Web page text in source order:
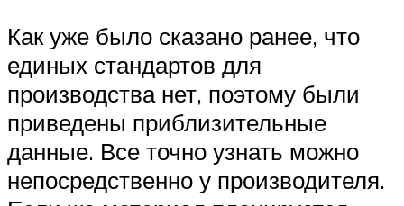
Как уже было сказано ранее, что
единых стандартов для
производства нет, поэтому были
приведены приблизительные
данные. Все точно узнать можно
непосредственно у производителя.